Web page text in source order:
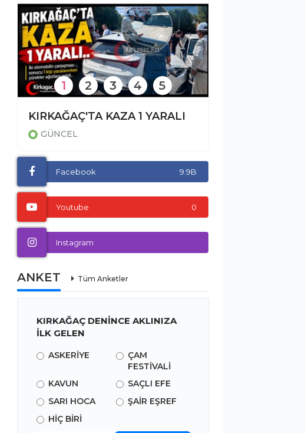
KIRKAĞAÇ'TA KAZA 1 YARALI
GÜNCEL
1 2 3 4 5
Facebook 9.9B
Youtube 0
Instagram
ANKET Tüm Anketler
KIRKAĞAÇ DENİNCE AKLINIZA
İLK GELEN
ASKERİYE
ÇAM
FESTİVALİ
KAVUN
SAÇLI EFE
SARI HOCA
ŞAİR EŞREF
HİÇ BİRİ